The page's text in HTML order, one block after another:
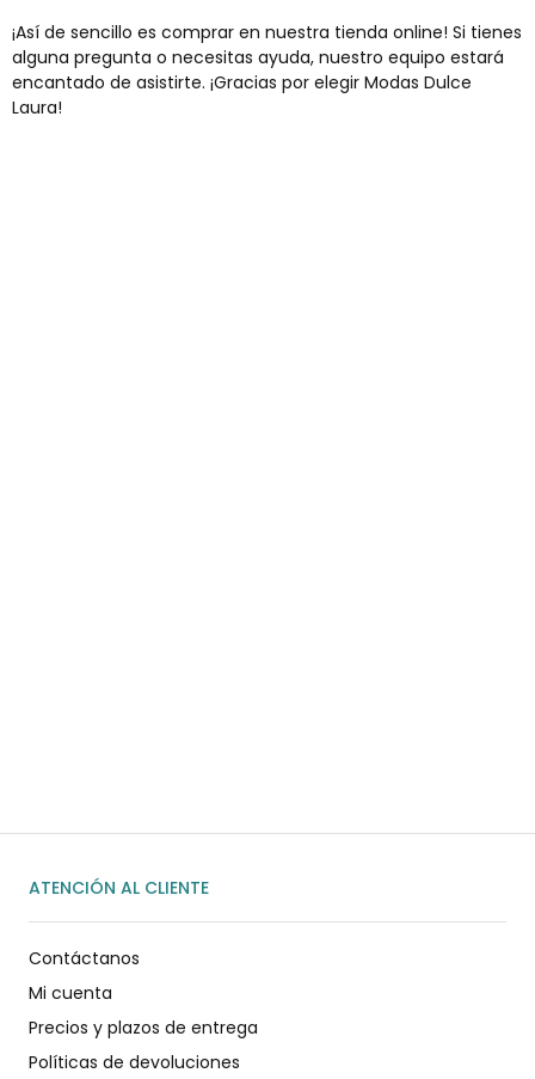
¡Así de sencillo es comprar en nuestra tienda online! Si tienes
alguna pregunta o necesitas ayuda, nuestro equipo estará
encantado de asistirte. ¡Gracias por elegir Modas Dulce
Laura!
ATENCIÓN AL CLIENTE
Contáctanos
Mi cuenta
Precios y plazos de entrega
Políticas de devoluciones